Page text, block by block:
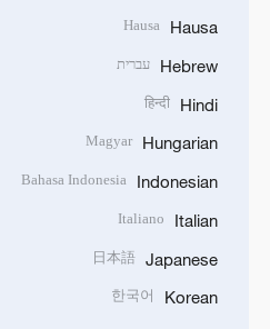
Hausa
Hausa
Hebrew עברית
Hindi
हिन्दी
Hungarian
Magyar
Indonesian
Bahasa Indonesia
Italian
Italiano
Japanese
日本語
Korean
한국어